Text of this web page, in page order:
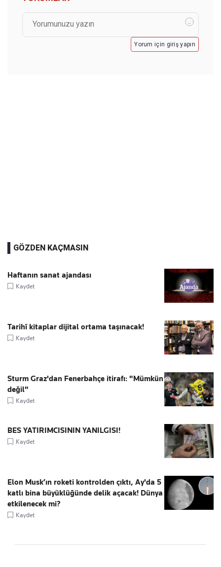
Yorum için giriş yapın
GÖZDEN KAÇMASIN
Haftanın sanat ajandası
Kaydet
Tarihî kitaplar dijital ortama taşınacak!
Kaydet
Sturm Graz'dan Fenerbahçe itirafı: "Mümkün
değil"
Kaydet
BES YATIRIMCISININ YANILGISI!
Kaydet
Elon Musk’ın roketi kontrolden çıktı, Ay'da 5
katlı bina büyüklüğünde delik açacak! Dünya
etkilenecek mi?
Kaydet